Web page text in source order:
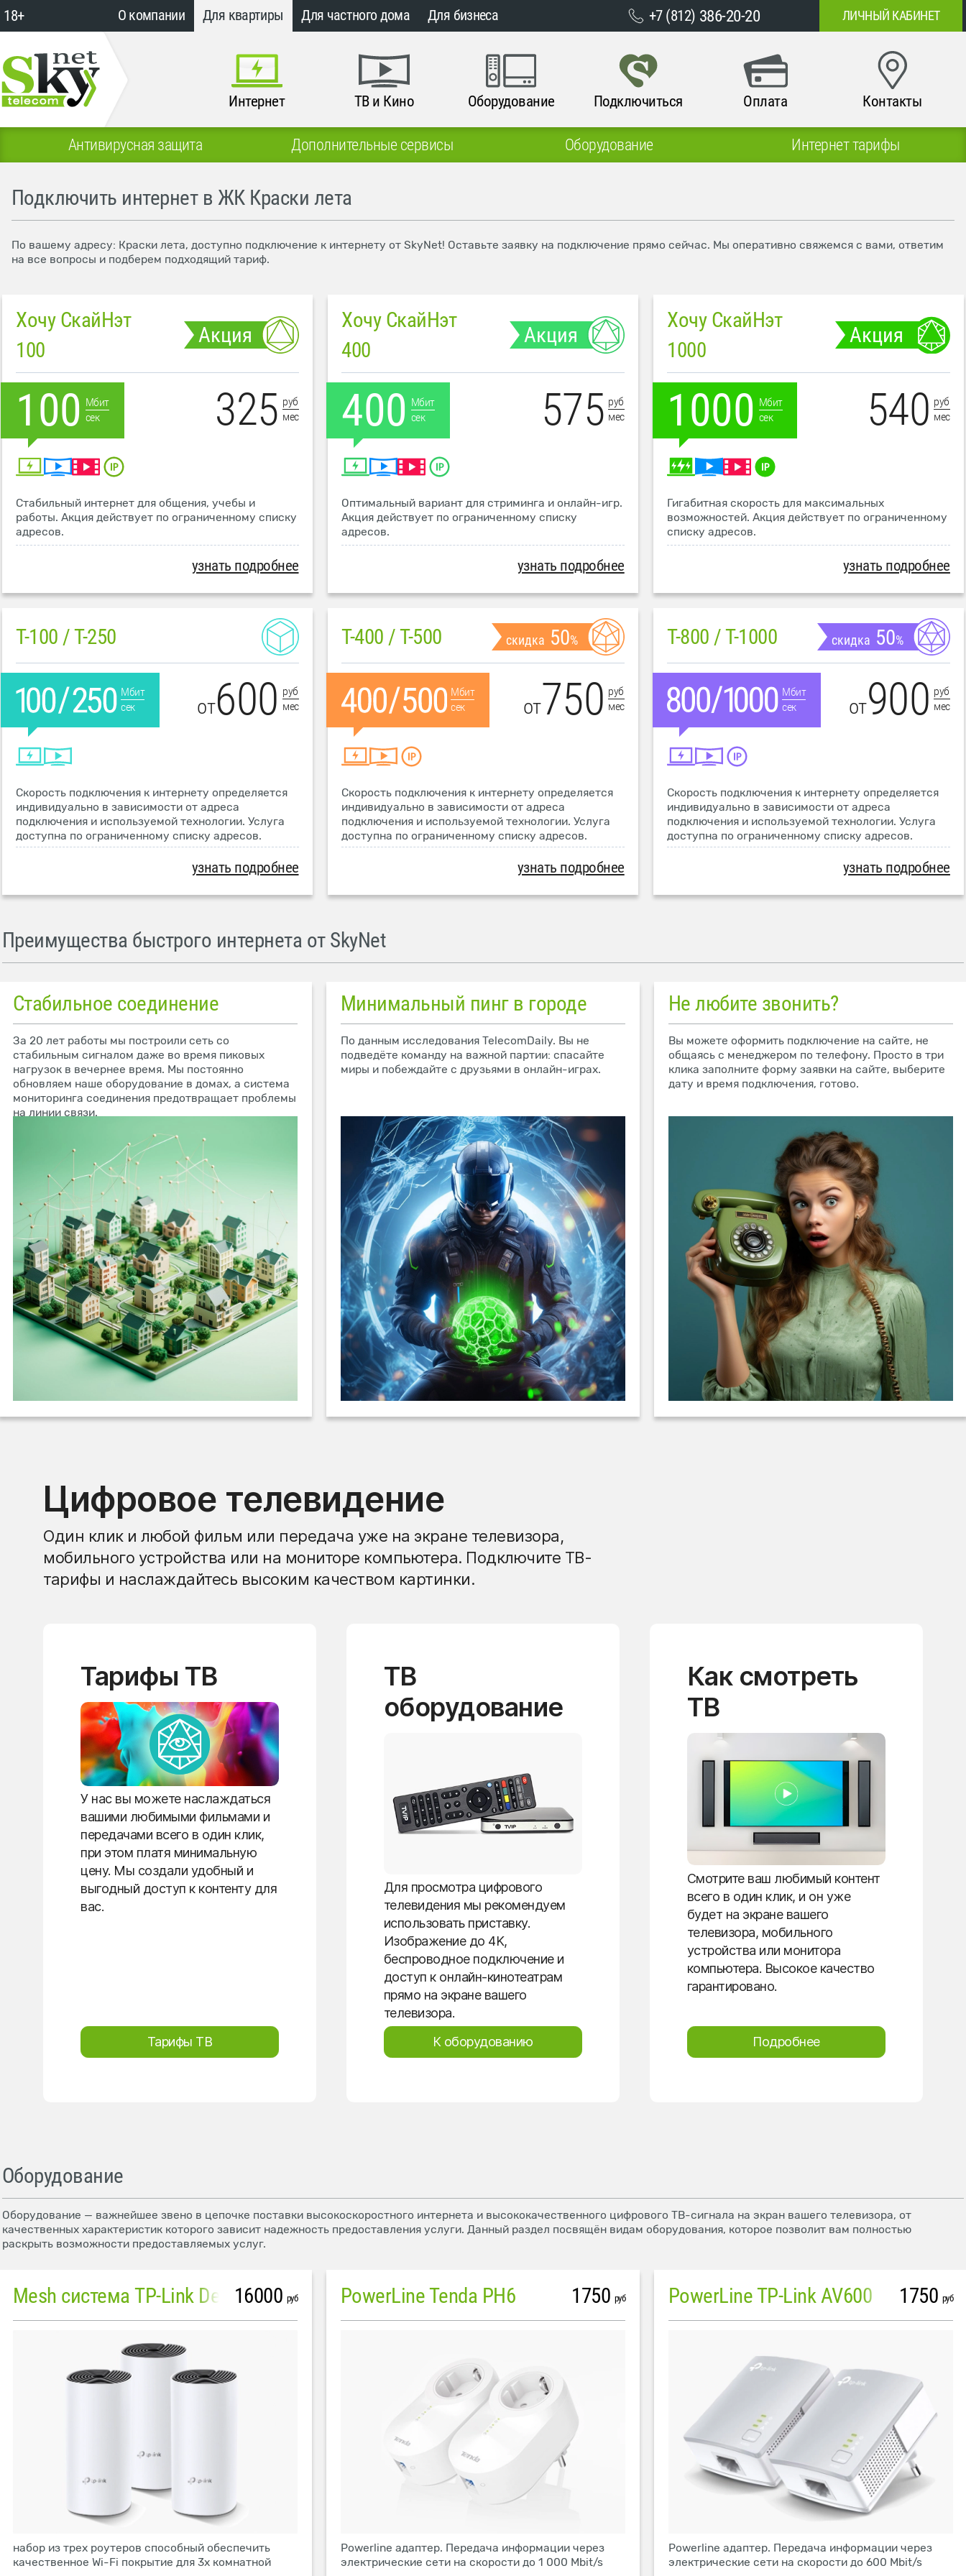
18+ О компании Для квартиры Для частного дома Для бизнеса +7 (812) 386-20-20 ЛИЧНЫЙ КАБИНЕТ
Интернет ТВ и Кино Оборудование Подключиться Оплата Контакты
Антивирусная защита Дополнительные сервисы Оборудование Интернет тарифы
Подключить интернет в ЖК Краски лета
По вашему адресу: Краски лета, доступно подключение к интернету от SkyNet! Оставьте заявку на подключение прямо сейчас. Мы оперативно свяжемся с вами, ответим
на все вопросы и подберем подходящий тариф.
Хочу СкайНэт
100
Акция
100 Мбит
сек
325 руб
мес
Стабильный интернет для общения, учебы и
работы. Акция действует по ограниченному списку
адресов.
узнать подробнее
Хочу СкайНэт
400
Акция
400 Мбит
сек
575 руб
мес
Оптимальный вариант для стриминга и онлайн-игр.
Акция действует по ограниченному списку
адресов.
узнать подробнее
Хочу СкайНэт
1000
Акция
1000 Мбит
сек
540 руб
мес
Гигабитная скорость для максимальных
возможностей. Акция действует по ограниченному
списку адресов.
узнать подробнее
T-100 / T-250
Мбит
сек
от600 руб
мес
Скорость подключения к интернету определяется
индивидуально в зависимости от адреса
подключения и используемой технологии. Услуга
доступна по ограниченному списку адресов.
узнать подробнее
T-400 / T-500 скидка 50%
Мбит
сек
от750 руб
мес
Скорость подключения к интернету определяется
индивидуально в зависимости от адреса
подключения и используемой технологии. Услуга
доступна по ограниченному списку адресов.
узнать подробнее
T-800 / T-1000 скидка 50%
Мбит
сек
от900 руб
мес
Скорость подключения к интернету определяется
индивидуально в зависимости от адреса
подключения и используемой технологии. Услуга
доступна по ограниченному списку адресов.
узнать подробнее
Преимущества быстрого интернета от SkyNet
Стабильное соединение
За 20 лет работы мы построили сеть со
стабильным сигналом даже во время пиковых
нагрузок в вечернее время. Мы постоянно
обновляем наше оборудование в домах, а система
мониторинга соединения предотвращает проблемы
на линии связи.
Минимальный пинг в городе
По данным исследования TelecomDaily. Вы не
подведёте команду на важной партии: спасайте
миры и побеждайте с друзьями в онлайн-играх.
Не любите звонить?
Вы можете оформить подключение на сайте, не
общаясь с менеджером по телефону. Просто в три
клика заполните форму заявки на сайте, выберите
дату и время подключения, готово.
Цифровое телевидение
Один клик и любой фильм или передача уже на экране телевизора,
мобильного устройства или на мониторе компьютера. Подключите ТВ-
тарифы и наслаждайтесь высоким качеством картинки.
Тарифы ТВ
У нас вы можете наслаждаться
вашими любимыми фильмами и
передачами всего в один клик,
при этом платя минимальную
цену. Мы создали удобный и
выгодный доступ к контенту для
вас.
Тарифы ТВ
ТВ
оборудование
Для просмотра цифрового
телевидения мы рекомендуем
использовать приставку.
Изображение до 4K,
беспроводное подключение и
доступ к онлайн-кинотеатрам
прямо на экране вашего
телевизора.
К оборудованию
Как смотреть
ТВ
Смотрите ваш любимый контент
всего в один клик, и он уже
будет на экране вашего
телевизора, мобильного
устройства или монитора
компьютера. Высокое качество
гарантировано.
Подробнее
Оборудование
Оборудование — важнейшее звено в цепочке поставки высокоскоростного интернета и высококачественного цифрового ТВ-сигнала на экран вашего телевизора, от
качественных характеристик которого зависит надежность предоставления услуги. Данный раздел посвящён видам оборудования, которое позволит вам полностью
раскрыть возможности предоставляемых услуг.
Mesh система TP-Link Deco M4 (3 устройства)
16000 руб
набор из трех роутеров способный обеспечить
качественное Wi-Fi покрытие для 3х комнатной
PowerLine Tenda PH6 1750 руб
Powerline адаптер. Передача информации через
электрические сети на скорости до 1 000 Mbit/s
PowerLine TP-Link AV600 1750 руб
Powerline адаптер. Передача информации через
электрические сети на скорости до 600 Mbit/s